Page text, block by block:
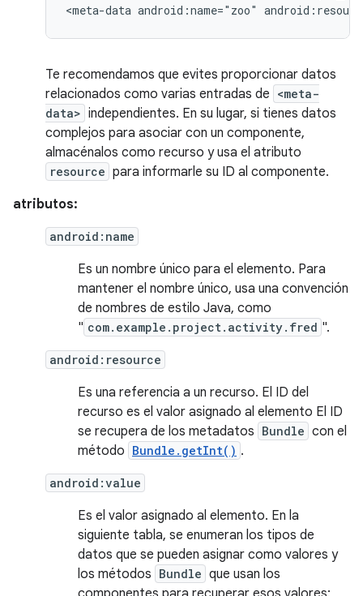
<meta-data android:name="zoo"
Te recomendamos que evites proporcionar datos
relacionados como varias entradas de <meta-
data> independientes. En su lugar, si tienes datos
complejos para asociar con un componente,
almacénalos como recurso y usa el atributo
resource para informarle su ID al componente.
atributos:
android:name
Es un nombre único para el elemento. Para
mantener el nombre único, usa una convención
de nombres de estilo Java, como
" com.example.project.activity.fred ".
android:resource
Es una referencia a un recurso. El ID del
recurso es el valor asignado al elemento El ID
se recupera de los metadatos Bundle con el
método Bundle.getInt() .
android:value
Es el valor asignado al elemento. En la
siguiente tabla, se enumeran los tipos de
datos que se pueden asignar como valores y
los métodos Bundle que usan los